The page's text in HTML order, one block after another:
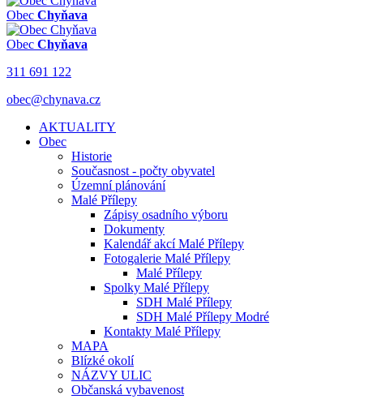
Obec Chyňava
Obec Chyňava
311 691 122
obec@chynava.cz
AKTUALITY
Obec
Historie
Současnost - počty obyvatel
Územní plánování
Malé Přílepy
Zápisy osadního výboru
Dokumenty
Kalendář akcí Malé Přílepy
Fotogalerie Malé Přílepy
Malé Přílepy
Spolky Malé Přílepy
SDH Malé Přílepy
SDH Malé Přílepy Modré
Kontakty Malé Přílepy
MAPA
Blízké okolí
NÁZVY ULIC
Občanská vybavenost